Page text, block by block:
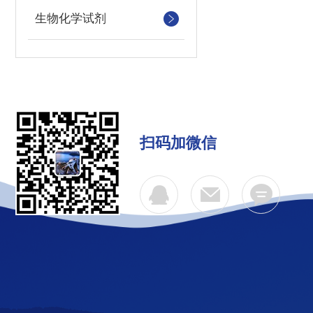
生物化学试剂
扫码加微信